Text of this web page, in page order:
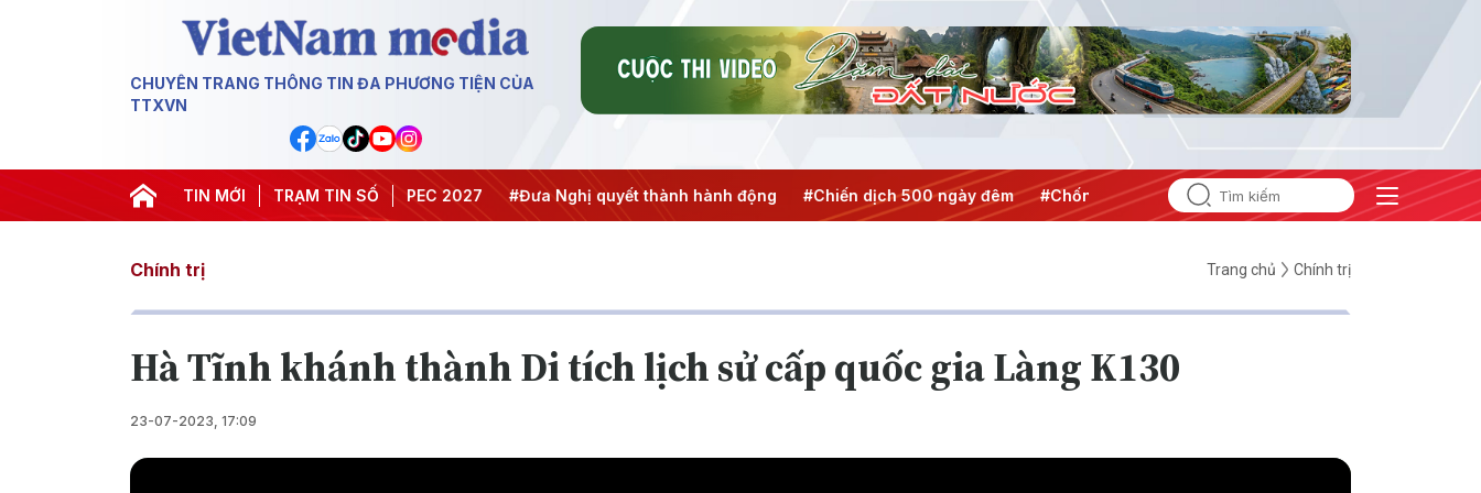
CHUYÊN TRANG THÔNG TIN ĐA PHƯƠNG TIỆN CỦA
TTXVN
TIN MỚI TRẠM TIN SỐ
#Hội nghị Trung ương 3 #APEC 2027 #Đưa Nghị quyết thành hành động #Chiến dịch 500 ngày đêm #Chống khai thác IUU #Căng thẳng Trung Đông #An ninh
Chính trị Trang chủ Chính trị
Hà Tĩnh khánh thành Di tích lịch sử cấp quốc gia Làng K130
23-07-2023, 17:09